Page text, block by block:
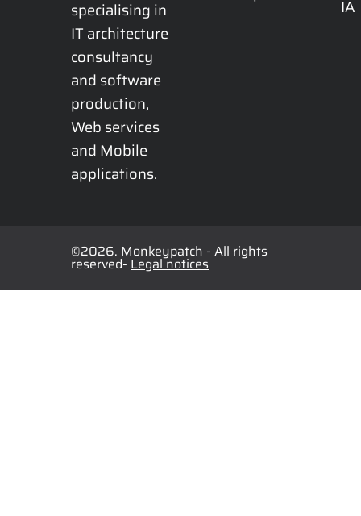
specialising in
IT architecture
consultancy
and software
production,
Web services
and Mobile
applications.
IA
©2026. Monkeypatch - All rights
reserved- Legal notices